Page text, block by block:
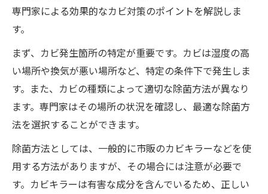
専門家による効果的なカビ対策のポイントを解説しま
す。
まず、カビ発生箇所の特定が重要です。カビは湿度の高
い場所や換気が悪い場所など、特定の条件下で発生しま
す。また、カビの種類によって適切な除菌方法が異なり
ます。専門家はその場所の状況を確認し、最適な除菌方
法を選択することができます。
除菌方法としては、一般的に市販のカビキラーなどを使
用する方法がありますが、その場合には注意が必要で
す。カビキラーは有害な成分を含んでいるため、正しい